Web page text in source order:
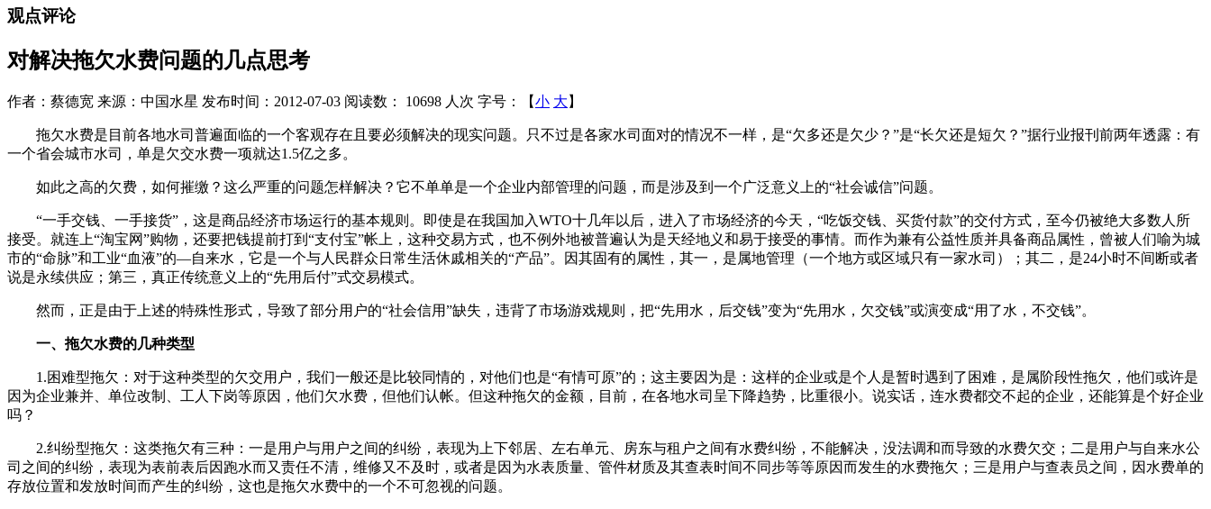
观点评论
对解决拖欠水费问题的几点思考
作者：蔡德宽 来源：中国水星 发布时间：2012-07-03 阅读数： 10698 人次 字号：【小 大 】
拖欠水费是目前各地水司普遍面临的一个客观存在且要必须解决的现实问题。只不过是各家水司面对的情况不一样，是“欠多还是欠少？”是“长欠还是短欠？”据行业报刊前两年透露：有
一个省会城市水司，单是欠交水费一项就达1.5亿之多。
如此之高的欠费，如何摧缴？这么严重的问题怎样解决？它不单单是一个企业内部管理的问题，而是涉及到一个广泛意义上的“社会诚信”问题。
“一手交钱、一手接货”，这是商品经济市场运行的基本规则。即使是在我国加入WTO十几年以后，进入了市场经济的今天，“吃饭交钱、买货付款”的交付方式，至今仍被绝大多数人所
接受。就连上“淘宝网”购物，还要把钱提前打到“支付宝”帐上，这种交易方式，也不例外地被普遍认为是天经地义和易于接受的事情。而作为兼有公益性质并具备商品属性，曾被人们喻为城
市的“命脉”和工业“血液”的—自来水，它是一个与人民群众日常生活休戚相关的“产品”。因其固有的属性，其一，是属地管理（一个地方或区域只有一家水司）；其二，是24小时不间断或者
说是永续供应；第三，真正传统意义上的“先用后付”式交易模式。
然而，正是由于上述的特殊性形式，导致了部分用户的“社会信用”缺失，违背了市场游戏规则，把“先用水，后交钱”变为“先用水，欠交钱”或演变成“用了水，不交钱”。
一、拖欠水费的几种类型
1.困难型拖欠：对于这种类型的欠交用户，我们一般还是比较同情的，对他们也是“有情可原”的；这主要因为是：这样的企业或是个人是暂时遇到了困难，是属阶段性拖欠，他们或许是
因为企业兼并、单位改制、工人下岗等原因，他们欠水费，但他们认帐。但这种拖欠的金额，目前，在各地水司呈下降趋势，比重很小。说实话，连水费都交不起的企业，还能算是个好企业
吗？
2.纠纷型拖欠：这类拖欠有三种：一是用户与用户之间的纠纷，表现为上下邻居、左右单元、房东与租户之间有水费纠纷，不能解决，没法调和而导致的水费欠交；二是用户与自来水公
司之间的纠纷，表现为表前表后因跑水而又责任不清，维修又不及时，或者是因为水表质量、管件材质及其查表时间不同步等等原因而发生的水费拖欠；三是用户与查表员之间，因水费单的
存放位置和发放时间而产生的纠纷，这也是拖欠水费中的一个不可忽视的问题。